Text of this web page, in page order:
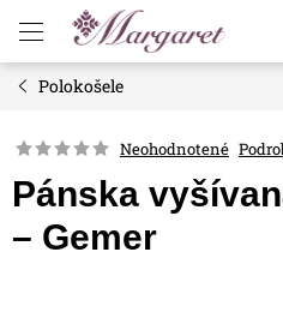
obsah
Polokošele
Neohodnotené
Pánska
– Gemer